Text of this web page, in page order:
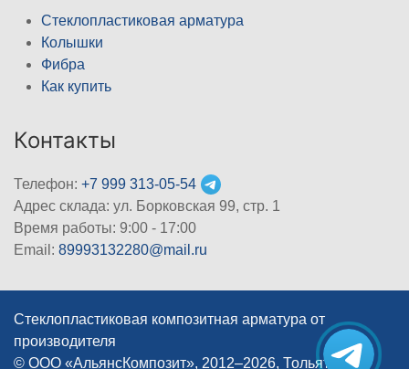
Стеклопластиковая арматура
Колышки
Фибра
Как купить
Контакты
Телефон: +7 999 313-05-54
Адрес склада: ул. Борковская 99, стр. 1
Время работы: 9:00 - 17:00
Email: 89993132280@mail.ru
Стеклопластиковая композитная арматура от
производителя
© ООО «АльянсКомпозит», 2012–2026, Тольятти
|